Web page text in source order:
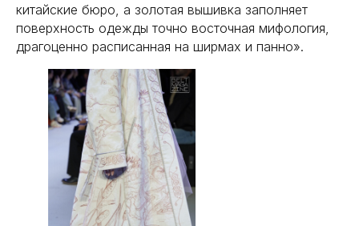
китайские бюро, а золотая вышивка заполняет
поверхность одежды точно восточная мифология,
драгоценно расписанная на ширмах и панно».